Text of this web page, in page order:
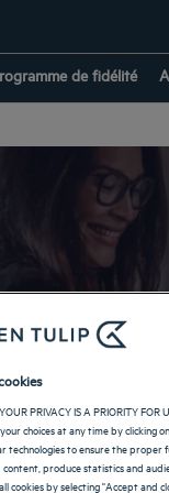
de fidélité
PRIVACY IS A PRIORITY FOR
choices at any time by clicking
technologies to ensure the
produce statistics and
cookies by selecting "Accept and